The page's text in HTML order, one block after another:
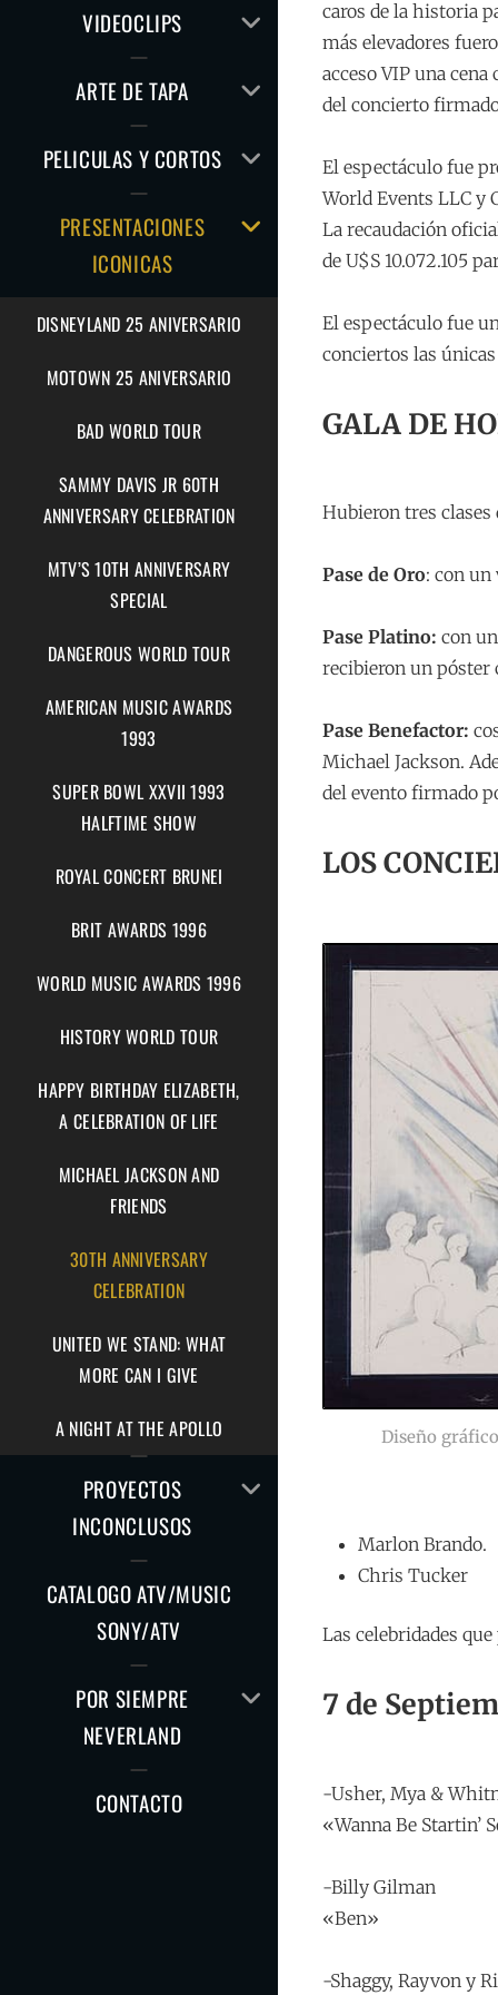
VIDEOCLIPS AMPLIAR
HIJO
ARTE DE TAPA AMPLIAR
HIJO
PELICULAS Y CORTOS AMPLIAR
HIJO
PRESENTACIONES
ICONICAS
AMPLIAR
HIJO
DISNEYLAND 25 ANIVERSARIO
MOTOWN 25 ANIVERSARIO
BAD WORLD TOUR
SAMMY DAVIS JR 60TH
ANNIVERSARY CELEBRATION
MTV’S 10TH ANNIVERSARY
SPECIAL
DANGEROUS WORLD TOUR
AMERICAN MUSIC AWARDS
1993
SUPER BOWL XXVII 1993
HALFTIME SHOW
ROYAL CONCERT BRUNEI
BRIT AWARDS 1996
WORLD MUSIC AWARDS 1996
HISTORY WORLD TOUR
HAPPY BIRTHDAY ELIZABETH,
A CELEBRATION OF LIFE
MICHAEL JACKSON AND
FRIENDS
30TH ANNIVERSARY
CELEBRATION
UNITED WE STAND: WHAT
MORE CAN I GIVE
A NIGHT AT THE APOLLO
PROYECTOS
INCONCLUSOS
AMPLIAR
CATALOGO ATV/MUSIC
SONY/ATV
POR SIEMPRE
NEVERLAND
AMPLIAR
CONTACTO
caros de la historia
más elevadores
acceso VIP una
del concierto
El espectáculo fue
World Events LLC y
La recaudación
de U$S 10.072.105
El espectáculo fue
conciertos las
GALA DE
Hubieron tres clases
Pase de Oro: con un
Pase Platino: con
recibieron un póster
Pase Benefactor:
Michael Jackson.
del evento firmado
LOS
Diseño
Marlon Brando.
Chris Tucker
Las celebridades
7 de
-Usher, Mya &
«Wanna Be Startin’
-Billy Gilman
«Ben»
-Shaggy, Rayvon y